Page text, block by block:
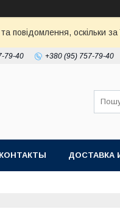
повідомлення, оскільки
79-40 +380 (95) 757-79-40
КОНТАКТЫ ДОСТАВКА